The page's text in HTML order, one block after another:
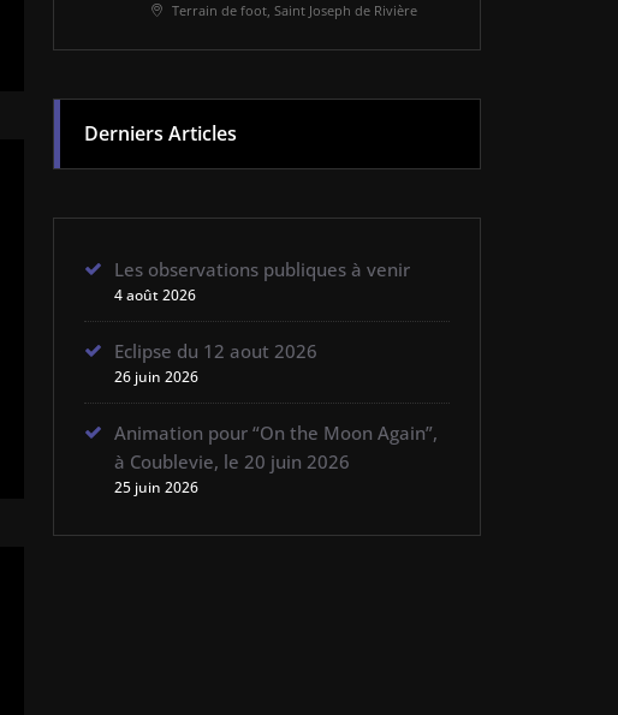
Terrain de foot, Saint Joseph de Rivière
Derniers Articles
Les observations publiques à venir
4 août 2026
Eclipse du 12 aout 2026
26 juin 2026
Animation pour “On the Moon Again”,
à Coublevie, le 20 juin 2026
25 juin 2026